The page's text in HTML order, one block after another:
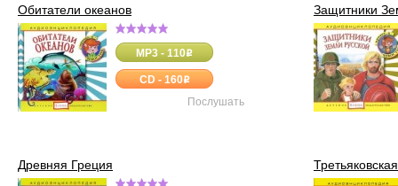
Обитатели океанов
MP3 - 110o
CD - 160o
Послушать
Защитники
Древняя Греция